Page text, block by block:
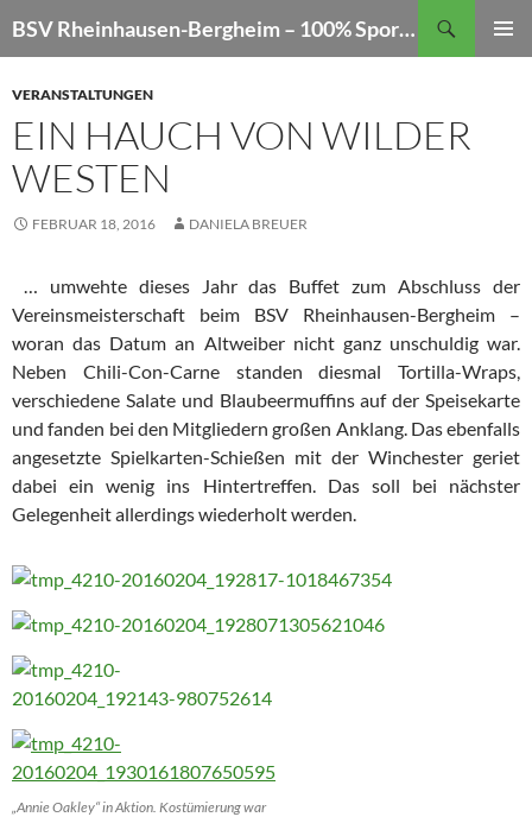
Inhalt
BSV Rheinhausen-Bergheim – 100% Sportschießen
VERANSTALTUNGEN
EIN HAUCH VON WILDER
WESTEN
FEBRUAR 18, 2016 DANIELA BREUER
… umwehte dieses Jahr das Buffet zum Abschluss der
Vereinsmeisterschaft beim BSV Rheinhausen-Bergheim –
woran das Datum an Altweiber nicht ganz unschuldig war.
Neben Chili-Con-Carne standen diesmal Tortilla-Wraps,
verschiedene Salate und Blaubeermuffins auf der Speisekarte
und fanden bei den Mitgliedern großen Anklang. Das ebenfalls
angesetzte Spielkarten-Schießen mit der Winchester geriet
dabei ein wenig ins Hintertreffen. Das soll bei nächster
Gelegenheit allerdings wiederholt werden.
„Annie Oakley“ in Aktion. Kostümierung war